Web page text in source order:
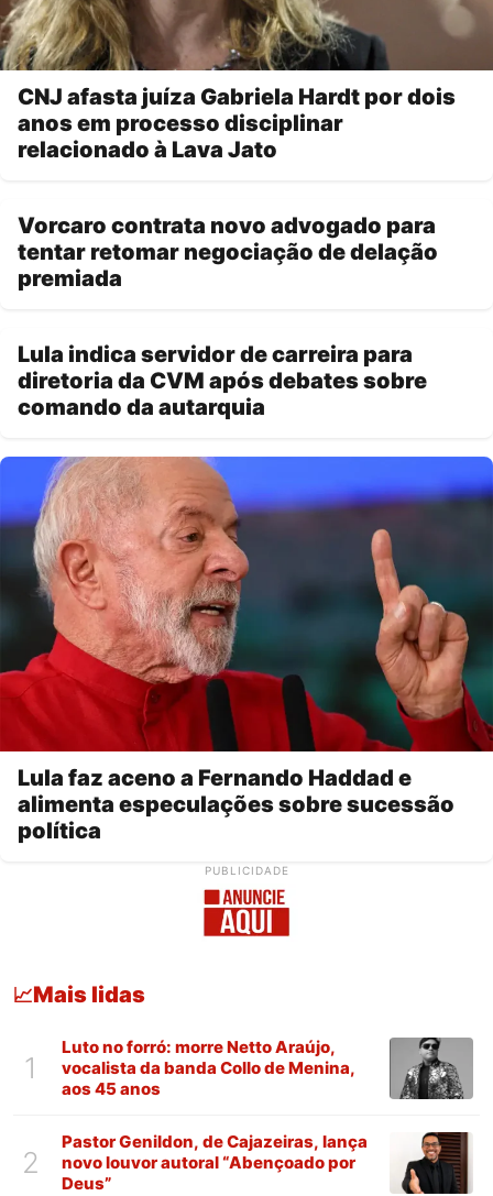
CNJ afasta juíza Gabriela Hardt por dois
anos em processo disciplinar
relacionado à Lava Jato
Vorcaro contrata novo advogado para
tentar retomar negociação de delação
premiada
Lula indica servidor de carreira para
diretoria da CVM após debates sobre
comando da autarquia
Lula faz aceno a Fernando Haddad e
alimenta especulações sobre sucessão
política
PUBLICIDADE
📈Mais lidas
1
Luto no forró: morre Netto Araújo,
vocalista da banda Collo de Menina,
aos 45 anos
2
Pastor Genildon, de Cajazeiras, lança
novo louvor autoral “Abençoado por
Deus”